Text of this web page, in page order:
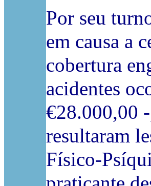
Por seu
em causa a
cobertura
acidentes
€28.000,00
resultaram
Físico-